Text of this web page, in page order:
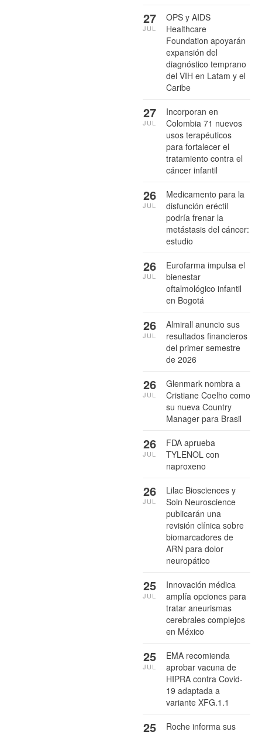
OPS y AIDS
Healthcare
Foundation apoyarán
expansión del
diagnóstico temprano
del VIH en Latam y el
Caribe
27
JUL
Incorporan en
Colombia 71 nuevos
usos terapéuticos
para fortalecer el
tratamiento contra el
cáncer infantil
27
JUL
Medicamento para la
disfunción eréctil
podría frenar la
metástasis del cáncer:
estudio
26
JUL
Eurofarma impulsa el
bienestar
oftalmológico infantil
en Bogotá
26
JUL
Almirall anuncio sus
resultados financieros
del primer semestre
de 2026
26
JUL
Glenmark nombra a
Cristiane Coelho como
su nueva Country
Manager para Brasil
26
JUL
FDA aprueba
TYLENOL con
naproxeno
26
JUL
Lilac Biosciences y
Soin Neuroscience
publicarán una
revisión clínica sobre
biomarcadores de
ARN para dolor
neuropático
26
JUL
Innovación médica
amplía opciones para
tratar aneurismas
cerebrales complejos
en México
25
JUL
EMA recomienda
aprobar vacuna de
HIPRA contra Covid-
19 adaptada a
variante XFG.1.1
25
JUL
Roche informa sus
25